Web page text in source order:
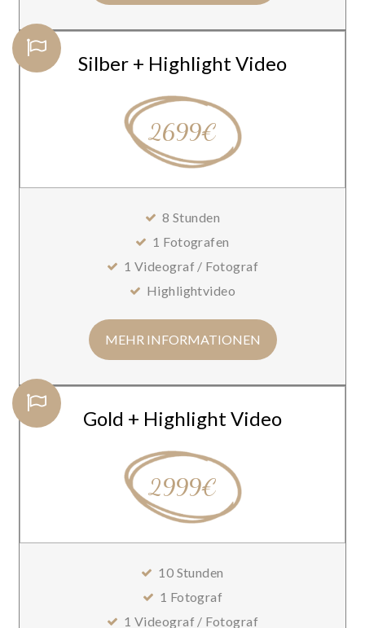
Silber + Highlight Video
2699€
8 Stunden
1 Fotografen
1 Videograf / Fotograf
Highlightvideo
MEHR INFORMATIONEN
Gold + Highlight Video
2999€
10 Stunden
1 Fotograf
1 Videograf / Fotograf